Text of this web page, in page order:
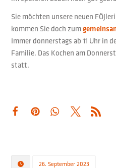
Sie möchten unsere neuen
kommen Sie doch zum
Immer donnerstags ab 11 Uhr in
Familie. Das Kochen am
statt.
26. September 2023